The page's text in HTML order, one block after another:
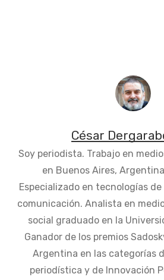
César
Soy periodista. Trabajo en
en Buenos Aires,
Especializado en tecnologías
comunicación. Analista en
social graduado en la
Ganador de los premios
Argentina en las categorías
periodística y de Innovación